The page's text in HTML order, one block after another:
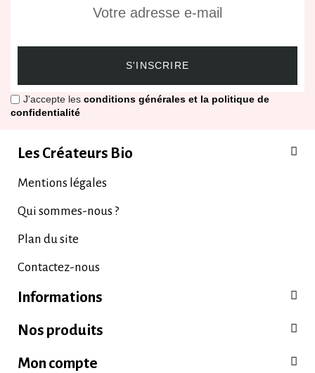
S'INSCRIRE
J'accepte les conditions générales et la politique de
confidentialité
Les Créateurs Bio
Mentions légales
Qui sommes-nous ?
Plan du site
Contactez-nous
Informations
Nos produits
Mon compte